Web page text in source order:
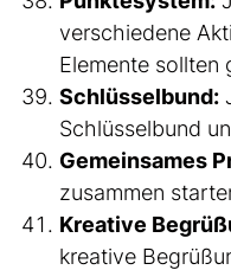
verschiedene
Elemente sollten
Schlüsselbund:
Schlüsselbund
Gemeinsames
zusammen
Kreative
kreative